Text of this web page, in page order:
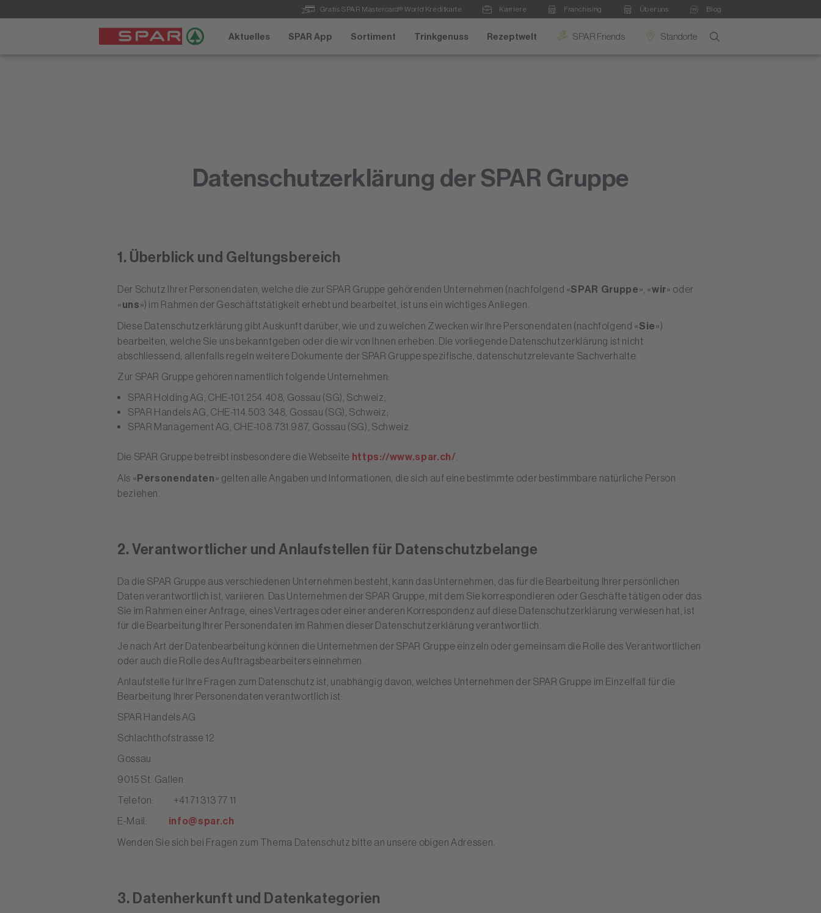
Gratis SPAR Mastercard® World Kreditkarte Karriere Franchising Über uns Blog
Aktuelles SPAR App Sortiment Trinkgenuss Rezeptwelt SPAR Friends Standorte
Datenschutzerklärung der SPAR Gruppe
1. Überblick und Geltungsbereich
Der Schutz Ihrer Personendaten, welche die zur SPAR Gruppe gehörenden Unternehmen (nachfolgend «SPAR Gruppe», «wir» oder
«uns») im Rahmen der Geschäftstätigkeit erhebt und bearbeitet, ist uns ein wichtiges Anliegen.
Diese Datenschutzerklärung gibt Auskunft darüber, wie und zu welchen Zwecken wir Ihre Personendaten (nachfolgend «Sie»)
bearbeiten, welche Sie uns bekanntgeben oder die wir von Ihnen erheben. Die vorliegende Datenschutzerklärung ist nicht
abschliessend; allenfalls regeln weitere Dokumente der SPAR Gruppe spezifische, datenschutzrelevante Sachverhalte.
Zur SPAR Gruppe gehören namentlich folgende Unternehmen:
SPAR Holding AG, CHE-101.254.408, Gossau (SG), Schweiz;
SPAR Handels AG, CHE-114.503.348, Gossau (SG), Schweiz;
SPAR Management AG, CHE-108.731.987, Gossau (SG), Schweiz.
Die SPAR Gruppe betreibt insbesondere die Webseite https://www.spar.ch/
Als «Personendaten» gelten alle Angaben und Informationen, die sich auf eine bestimmte oder bestimmbare natürliche Person
beziehen.
2. Verantwortlicher und Anlaufstellen für Datenschutzbelange
Da die SPAR Gruppe aus verschiedenen Unternehmen besteht, kann das Unternehmen, das für die Bearbeitung Ihrer persönlichen
Daten verantwortlich ist, variieren. Das Unternehmen der SPAR Gruppe, mit dem Sie korrespondieren oder Geschäfte tätigen oder das
Sie im Rahmen einer Anfrage, eines Vertrages oder einer anderen Korrespondenz auf diese Datenschutzerklärung verwiesen hat, ist
für die Bearbeitung Ihrer Personendaten im Rahmen dieser Datenschutzerklärung verantwortlich.
Je nach Art der Datenbearbeitung können die Unternehmen der SPAR Gruppe einzeln oder gemeinsam die Rolle des Verantwortlichen
oder auch die Rolle des Auftragsbearbeiters einnehmen.
Anlaufstelle für Ihre Fragen zum Datenschutz ist, unabhängig davon, welches Unternehmen der SPAR Gruppe im Einzelfall für die
Bearbeitung Ihrer Personendaten verantwortlich ist:
SPAR Handels AG
Schlachthofstrasse 12
Gossau
9015 St. Gallen
Telefon: +41 71 313 77 11
E-Mail: info spar.ch
Wenden Sie sich bei Fragen zum Thema Datenschutz bitte an unsere obigen Adressen.
3. Datenherkunft und Datenkategorien